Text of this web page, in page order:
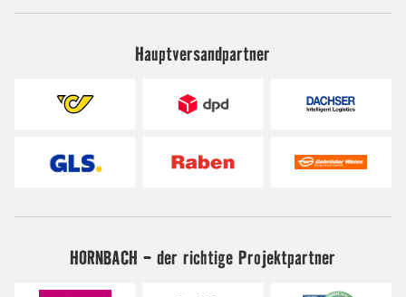
Hauptversandpartner
HORNBACH - der richtige Projektpartner